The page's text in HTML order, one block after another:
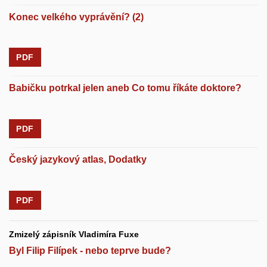
Konec velkého vyprávění? (2)
PDF
Babičku potrkal jelen aneb Co tomu říkáte doktore?
PDF
Český jazykový atlas, Dodatky
PDF
Zmizelý zápisník Vladimíra Fuxe
Byl Filip Filípek - nebo teprve bude?